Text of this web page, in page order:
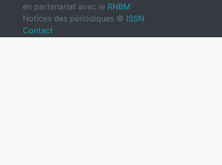
en partenariat avec le RNBM
Notices des périodiques © ISSN
Contact